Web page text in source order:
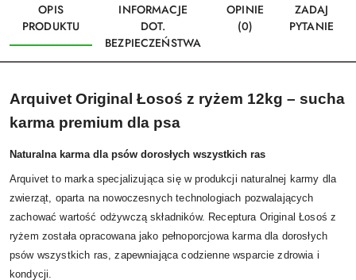
OPIS
PRODUKTU
INFORMACJE
DOT.
BEZPIECZEŃSTWA
OPINIE
(0)
ZADAJ
PYTANIE
Arquivet Original Łosoś z ryżem 12kg – sucha
karma premium dla psa
Naturalna karma dla psów dorosłych wszystkich ras
Arquivet to marka specjalizująca się w produkcji naturalnej karmy dla
zwierząt, oparta na nowoczesnych technologiach pozwalających
zachować wartość odżywczą składników. Receptura Original Łosoś z
ryżem została opracowana jako pełnoporcjowa karma dla dorosłych
psów wszystkich ras, zapewniająca codzienne wsparcie zdrowia i
kondycji.